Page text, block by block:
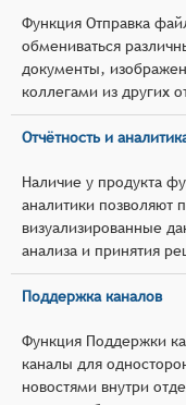
Функция Отправка
обмениваться
документы,
коллегами из других
Отчётность и
Наличие у продукта
аналитики позволяют
визуализированные
анализа и принятия
Поддержка каналов
Функция Поддержки
каналы для
новостями внутри